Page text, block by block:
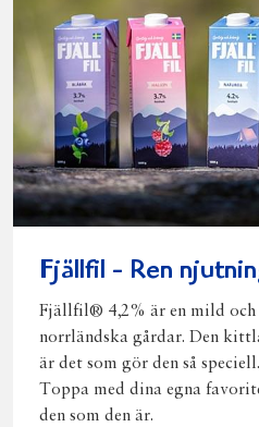
Fjällfil - Ren
Fjällfil® 4,2% är en mild
norrländska gårdar. Den
är det som gör den så
Toppa med dina egna
den som den är.